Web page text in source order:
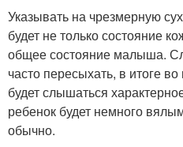
Указывать на чрезмерную
будет не только состояние
общее состояние малыша.
часто пересыхать, в итоге
будет слышаться
ребенок будет немного
обычно.